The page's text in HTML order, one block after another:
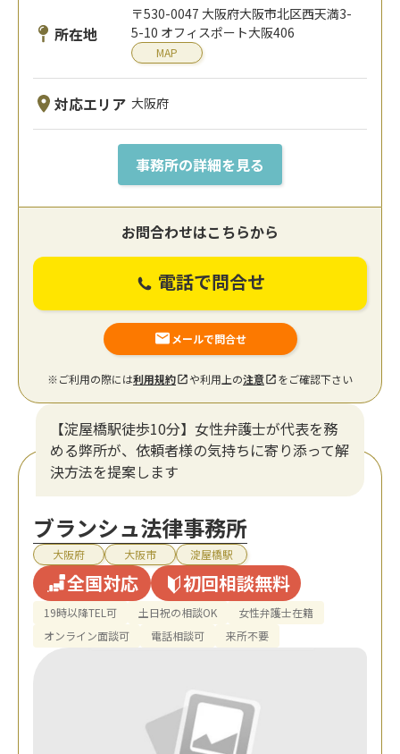
所在地
〒530-0047 大阪府大阪市北区西天満3-
5-10 オフィスポート大阪406
MAP
対応エリア 大阪府
事務所の詳細を見る
お問合わせはこちらから
電話で問合せ
メールで問合せ
※ご利用の際には利用規約 や利用上の注意 をご確認下さい
【淀屋橋駅徒歩10分】女性弁護士が代表を務
める弊所が、依頼者様の気持ちに寄り添って解
決方法を提案します
ブランシュ法律事務所
大阪府 大阪市 淀屋橋駅
全国対応 初回相談無料
19時以降TEL可 土日祝の相談OK
女性弁護士在籍
オンライン面談可
電話相談可 来所不要